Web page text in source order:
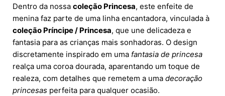
Dentro da nossa coleção Princesa, este enfeite de
menina faz parte de uma linha encantadora, vinculada à
coleção Príncipe / Princesa, que une delicadeza e
fantasia para as crianças mais sonhadoras. O design
discretamente inspirado em uma fantasia de princesa
realça uma coroa dourada, aparentando um toque de
realeza, com detalhes que remetem a uma decoração
princesas perfeita para qualquer ocasião.